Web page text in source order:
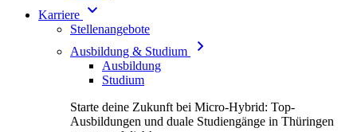
Karriere
Stellenangebote
Ausbildung & Studium
Ausbildung
Studium
Starte deine Zukunft bei Micro-Hybrid: Top-
Ausbildungen und duale Studiengänge in Thüringen